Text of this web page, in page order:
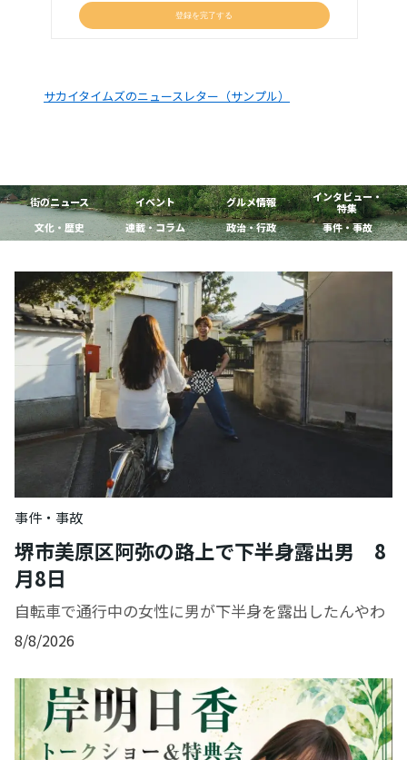
サカイタイムズのニュースレター（サンプル）
街のニュース イベント グルメ情報
インタビュー・
特集
文化・歴史
連載・コラム 政治・行政 事件・事故
事件・事故
堺市美原区阿弥の路上で下半身露出男 8
月8日
自転車で通行中の女性に男が下半身を露出したんやわ
8/8/2026